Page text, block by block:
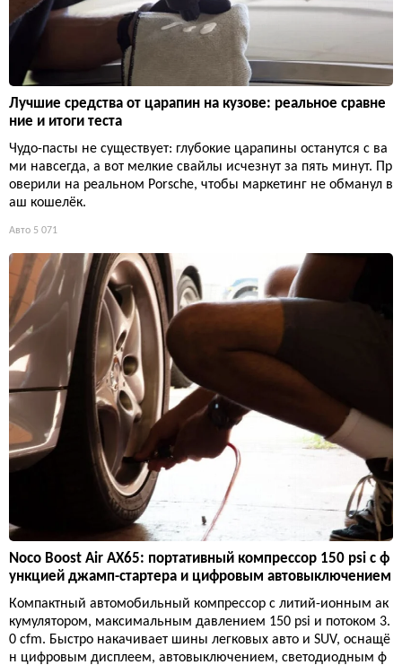
Лучшие средства от царапин на кузове: реальное сравне
ние и итоги теста
Чудо-пасты не существует: глубокие царапины останутся с ва
ми навсегда, а вот мелкие свайлы исчезнут за пять минут. Пр
оверили на реальном Porsche, чтобы маркетинг не обманул в
аш кошелёк.
Авто 5 071
Noco Boost Air AX65: портативный компрессор 150 psi с ф
ункцией джамп-стартера и цифровым автовыключением
Компактный автомобильный компрессор с литий-ионным ак
кумулятором, максимальным давлением 150 psi и потоком 3.
0 cfm. Быстро накачивает шины легковых авто и SUV, оснащё
н цифровым дисплеем, автовыключением, светодиодным ф